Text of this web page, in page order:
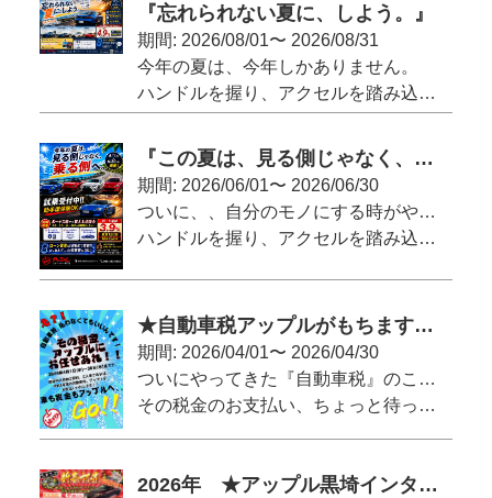
『忘れられない夏に、しよう。』
期間: 2026/08/01〜 2026/08/31
今年の夏は、今年しかありません。
ハンドルを握り、アクセルを踏み込む。自分のクルマで！
この夏はマイカーで楽しみましょう！！
『この夏は、見る側じゃなく、乗る側へ』
期間: 2026/06/01〜 2026/06/30
ついに、、自分のモノにする時がやってきました！！
ハンドルを握り、アクセルを踏み込む。自分のクルマで！
★自動車税アップルがもちますキャンペーン★
期間: 2026/04/01〜 2026/04/30
ついにやってきた『自動車税』のこの季節、、
その税金のお支払い、ちょっと待った！！！
2026年 ★アップル黒埼インター店の初売り★